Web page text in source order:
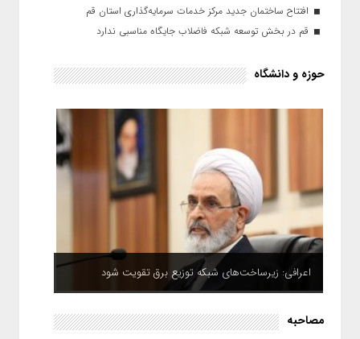
افتتاح ساختمان جدید مرکز خدمات سرمایه‌گذاری استان قم
قم در بخش توسعه شبکه فاضلاب جایگاه مناسبی ندارد
حوزه و دانشگاه
اعرافی: زیرساخت‌های شبکه توزیع برق تقویت شود
مصاحبه